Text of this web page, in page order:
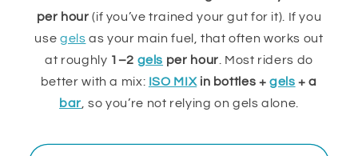
per hour (if you’ve trained your gut for it). If you
use gels as your main fuel, that often works out
at roughly 1–2 gels per hour . Most riders do
better with a mix: ISO MIXin bottles +gels + a
bar , so you’re not relying on gels alone.